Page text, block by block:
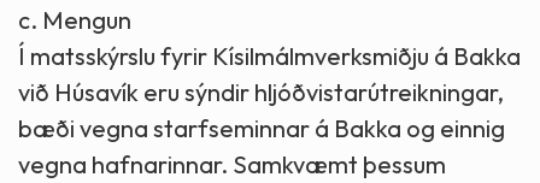
c. Mengun
Í matsskýrslu fyrir Kísilmálmverksmiðju á Bakka
við Húsavík eru sýndir hljóðvistarútreikningar,
bæði vegna starfseminnar á Bakka og einnig
vegna hafnarinnar. Samkvæmt þessum